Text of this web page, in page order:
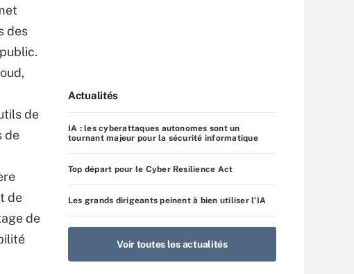
des
de
de
de
de
Actualités
IA : les cyberattaques autonomes sont un
tournant majeur pour la sécurité informatique
Top départ pour le Cyber Resilience Act
Les grands dirigeants peinent à bien utiliser l’IA
Voir toutes les actualités